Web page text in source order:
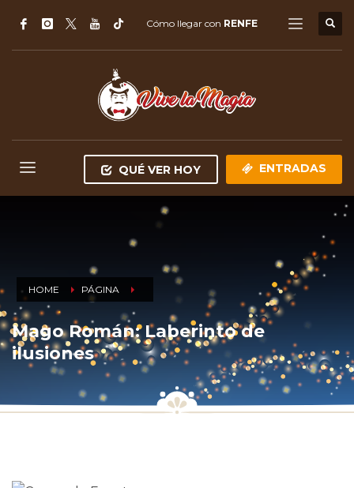
Cómo llegar con RENFE
QUÉ VER HOY ENTRADAS
HOME PÁGINA
Mago Román: Laberinto de
ilusiones